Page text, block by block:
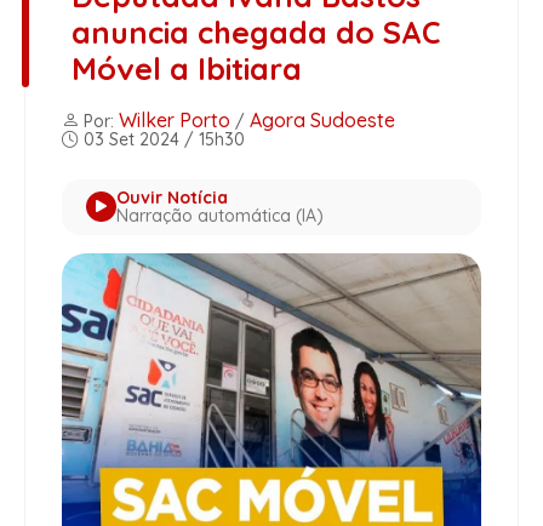
anuncia chegada do SAC
Móvel a Ibitiara
Por: Wilker Porto / Agora Sudoeste
03 Set 2024 / 15h30
Ouvir Notícia
Narração automática (IA)